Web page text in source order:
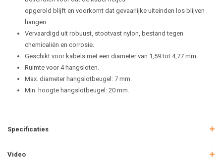
opgerold blijft en voorkomt dat gevaarlijke uiteinden los blijven
hangen.
Vervaardigd uit robuust, stootvast nylon, bestand tegen
chemicaliën en corrosie.
Geschikt voor kabels met een diameter van 1,59 tot 4,77 mm.
Ruimte voor 4 hangsloten.
Max. diameter hangslotbeugel: 7 mm.
Min. hoogte hangslotbeugel: 20 mm.
Specificaties
Video